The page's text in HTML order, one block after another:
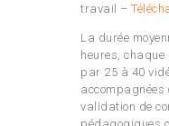
travail –
La durée
heures,
par 25 à 40
accompagnées
validation de